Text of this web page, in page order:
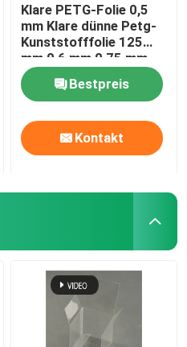
Klare PETG-Folie 0,5
mm Klare dünne Petg-
Kunststofffolie 125
mm 0,6 mm 0,75 mm
0,8 mm 1 mm
Bestpreis
Kontakt